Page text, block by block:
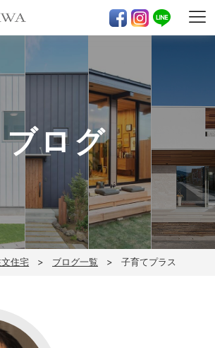
ブログ
住宅 ブログ一覧 子育てプラス